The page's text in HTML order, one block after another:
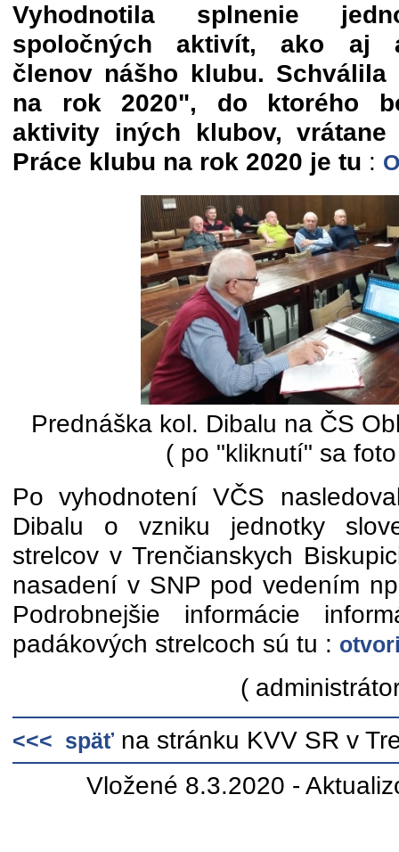
Vyhodnotila splnenie
spoločných aktivít, ako aj
členov nášho klubu.
na rok 2020", do ktorého
aktivity iných klubov, vrátane
Práce klubu na rok 2020 je tu :
Prednáška kol. Dibalu na ČS
( po "kliknutí" sa
Po vyhodnotení VČS
Dibalu o vzniku jednotky
strelcov v Trenčianskych
nasadení v SNP pod vedením
Podrobnejšie informácie
padákových strelcoch sú tu :
(
<<< späť na stránku KVV SR v
Vložené 8.3.2020 -